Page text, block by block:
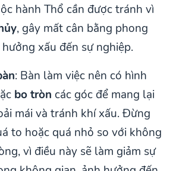
hành Thổ cần được tránh vì
, gây mất cân bằng phong
xấu đến sự nghiệp.
: Bàn làm việc nên có hình
bo tròn các góc để mang lại
mái và tránh khí xấu. Đừng
to hoặc quá nhỏ so với không
vì điều này sẽ làm giảm sự